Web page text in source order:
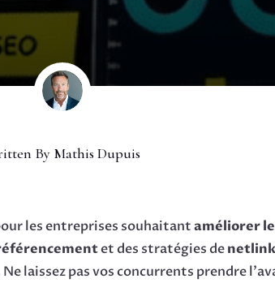
By Mathis Dupuis
les entreprises souhaitantaméliorer
et des stratégies de
laissez pas vos concurrents prendre